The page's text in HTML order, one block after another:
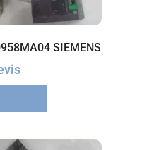
SIEMENS